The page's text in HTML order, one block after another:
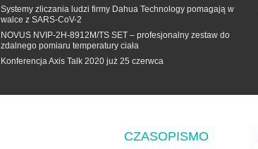
Systemy zliczania ludzi firmy Dahua Technology pomagają w
walce z SARS-CoV-2
NOVUS NVIP-2H-8912M/TS SET – profesjonalny zestaw do
zdalnego pomiaru temperatury ciała
Konferencja Axis Talk 2020 już 25 czerwca
CZASOPISMO